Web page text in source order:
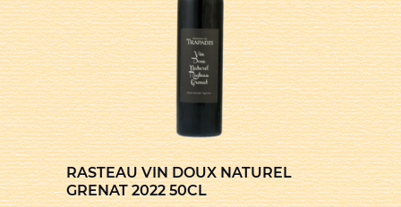
RASTEAU VIN DOUX NATUREL
GRENAT 2022 50CL